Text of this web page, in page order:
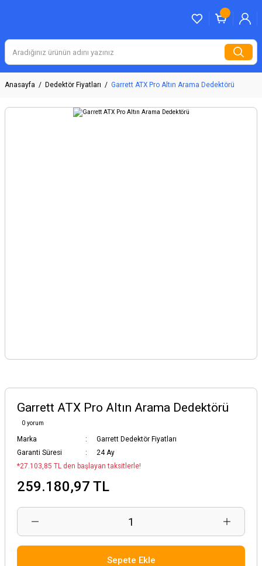
Anasayfa Dedektör Fiyatları Garrett ATX Pro Altın Arama Dedektörü
Garrett ATX Pro Altın Arama Dedektörü
0 yorum
Marka
Garrett Dedektör Fiyatları
Garanti Süresi
24 Ay
*27.103,85 TL den başlayan taksitlerle!
259.180,97 TL
Sepete Ekle